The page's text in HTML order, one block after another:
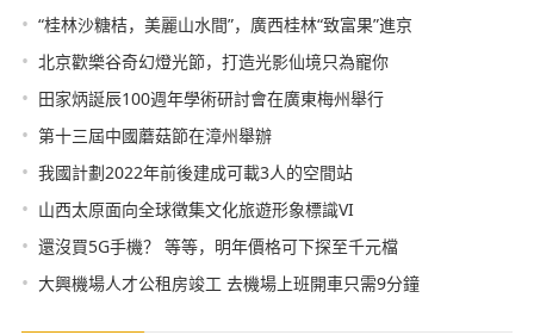
• “桂林沙糖桔，美麗山水間”，廣西桂林“致富果”進京
• 北京歡樂谷奇幻燈光節，打造光影仙境只為寵你
• 田家炳誕辰100週年學術研討會在廣東梅州舉行
• 第十三屆中國蘑菇節在漳州舉辦
• 我國計劃2022年前後建成可載3人的空間站
• 山西太原面向全球徵集文化旅遊形象標識VI
• 還沒買5G手機？ 等等，明年價格可下探至千元檔
• 大興機場人才公租房竣工 去機場上班開車只需9分鐘